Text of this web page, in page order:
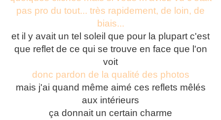
pas pro du tout... très rapidement, de loin, de
biais...
et il y avait un tel soleil que pour la plupart c'est
que reflet de ce qui se trouve en face que l'on
voit
donc pardon de la qualité des photos
mais j'ai quand même aimé ces reflets mêlés
aux intérieurs
ça donnait un certain charme